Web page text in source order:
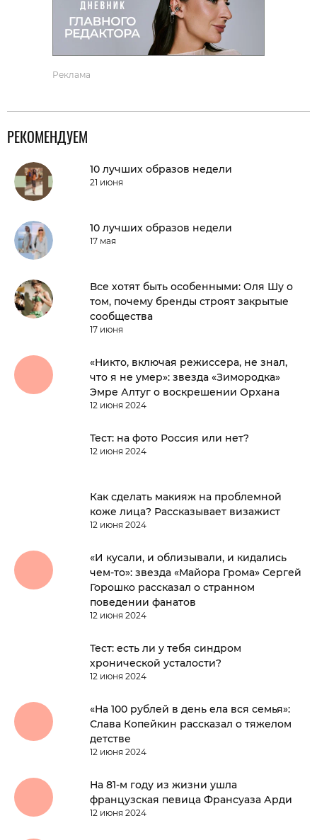
Реклама
РЕКОМЕНДУЕМ
10 лучших образов недели
21 июня
10 лучших образов недели
17 мая
Все хотят быть особенными: Оля Шу о
том, почему бренды строят закрытые
сообщества
17 июня
«Никто, включая режиссера, не знал,
что я не умер»: звезда «Зимородка»
Эмре Алтуг о воскрешении Орхана
12 июня 2024
Тест: на фото Россия или нет?
12 июня 2024
Как сделать макияж на проблемной
коже лица? Рассказывает визажист
12 июня 2024
«И кусали, и облизывали, и кидались
чем-то»: звезда «Майора Грома» Сергей
Горошко рассказал о странном
поведении фанатов
12 июня 2024
Тест: есть ли у тебя синдром
хронической усталости?
12 июня 2024
«На 100 рублей в день ела вся семья»:
Слава Копейкин рассказал о тяжелом
детстве
12 июня 2024
На 81-м году из жизни ушла
французская певица Франсуаза Арди
12 июня 2024